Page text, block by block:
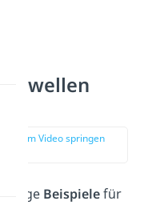
im Video springen
einige Beispielefür